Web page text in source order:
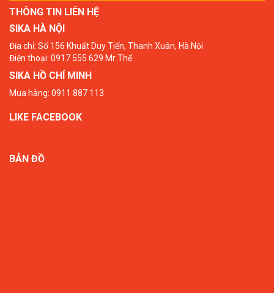
THÔNG TIN LIÊN HỆ
SIKA HÀ NỘI
Địa chỉ: Số 156 Khuất Duy Tiến, Thanh Xuân, Hà Nội
Điện thoại: 0917 555 629 Mr Thể
SIKA HỒ CHÍ MINH
Mua hàng: 0911 887 113
LIKE FACEBOOK
BẢN ĐỒ